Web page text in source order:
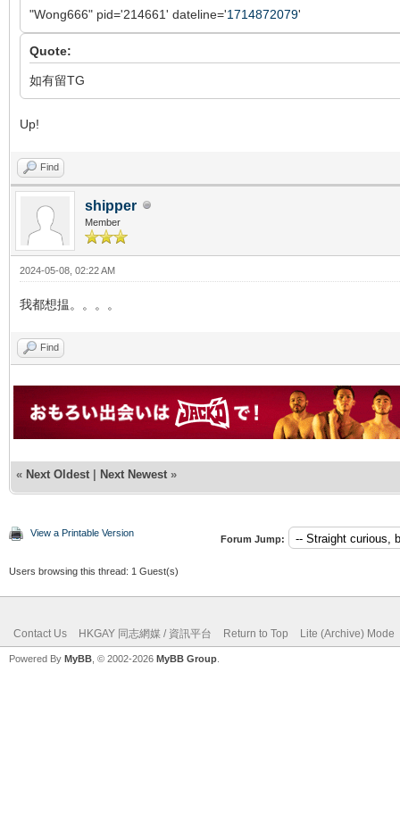
"Wong666" pid='214661' dateline='1714872079'
Quote:
如有留TG
Up!
Find
shipper
Member
2024-05-08, 02:22 AM
我都想揾。。。。
Find
« Next Oldest | Next Newest »
View a Printable Version
Forum Jump:
Users browsing this thread: 1 Guest(s)
Contact Us HKGAY 同志網媒 / 資訊平台 Return to Top Lite (Archive) Mode
Powered By MyBB , © 2002-2026 MyBB Group